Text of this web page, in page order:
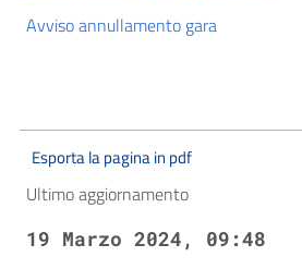
Avviso annullamento gara
Esporta la pagina in pdf
Ultimo aggiornamento
19 Marzo 2024, 09:48